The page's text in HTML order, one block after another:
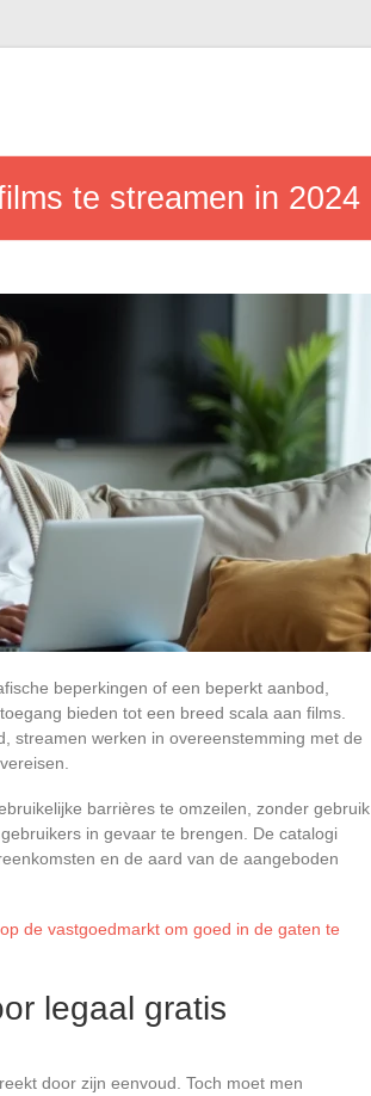
te streamen in 2024
beperkingen of een beperkt aanbod,
bieden tot een breed scala aan films.
streamen werken in overeenstemming met de
barrières te omzeilen, zonder gebruik
in gevaar te brengen. De catalogi
en de aard van de aangeboden
de vastgoedmarkt om goed in de gaten te
legaal gratis
door zijn eenvoud. Toch moet men